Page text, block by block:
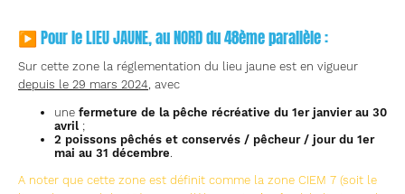
▶ Pour le LIEU JAUNE, au NORD du 48ème parallèle :
Sur cette zone la réglementation du lieu jaune est en vigueur
depuis le 29 mars 2024, avec
une fermeture de la pêche récréative du 1er janvier au 30
avril ;
2 poissons pêchés et conservés / pêcheur / jour du 1er
mai au 31 décembre.
A noter que cette zone est définit comme la zone CIEM 7 (soit le